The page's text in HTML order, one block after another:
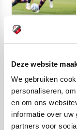
Deze website
We gebruiken
personaliseren,
en om ons
informatie over uw
partners voor